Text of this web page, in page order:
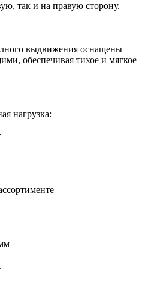
так и на правую сторону.
выдвижения оснащены
обеспечивая тихое и мягкое
нагрузка: